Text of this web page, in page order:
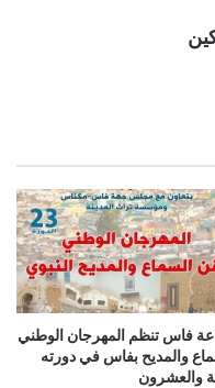
فاس تنظم المهرجان الوطني
والمديح بفاس في دورته
والعشرون